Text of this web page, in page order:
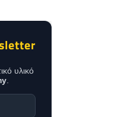
υλικό
.